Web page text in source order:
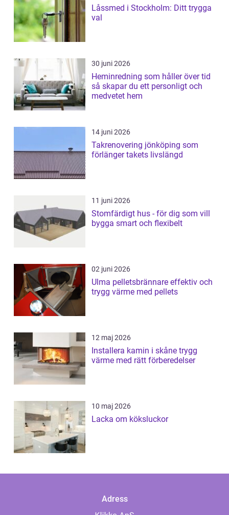
Låssmed i Stockholm: Ditt trygga
val
30 juni 2026
Heminredning som håller över tid
så skapar du ett personligt och
medvetet hem
14 juni 2026
Takrenovering jönköping som
förlänger takets livslängd
11 juni 2026
Stomfärdigt hus - för dig som vill
bygga smart och flexibelt
02 juni 2026
Ulma pelletsbrännare effektiv och
trygg värme med pellets
12 maj 2026
Installera kamin i skåne trygg
värme med rätt förberedelser
10 maj 2026
Lacka om köksluckor
Adress